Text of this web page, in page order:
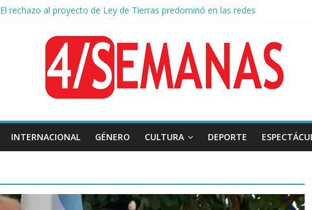
El rechazo al proyecto de Ley de Tierras predominó en las redes
Confirmado: el papa León XIV visitará la Argentina entre el 8 y el 11 de
Crisis diplomática: Brasil retiró a su embajador de la Argentina tras los insultos
Rechazo a la Ley de Tierras: se espera un fuerte operativo frente al Congreso
INTERNACIONAL GÉNERO CULTURA DEPORTE